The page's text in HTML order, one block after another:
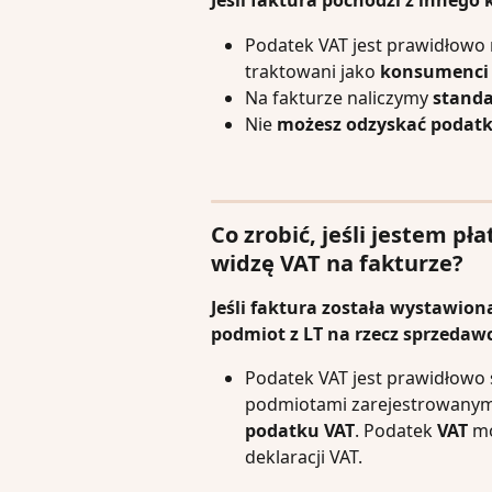
Podatek VAT jest
traktowani jako konsumenci
Na fakturze naliczymy
Nie możesz odzyskać
Co zrobić, jeśli jestem
widzę VAT na fakturze?
Jeśli faktura została
podmiot z LT na rzecz
Podatek VAT jest
podmiotami
podatku VAT. Podatek VAT
deklaracji VAT.